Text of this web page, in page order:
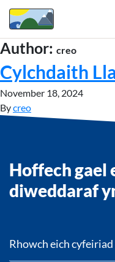
Author: creo
Cylchdaith
November 18, 2024
Bycreo
Hoffech gael
diweddaraf